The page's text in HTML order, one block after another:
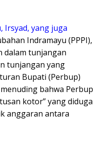
Irsyad, yang juga
Indramayu (PPPI),
dalam tunjangan
tunjangan yang
Bupati (Perbup)
bahwa Perbup
kotor” yang diduga
anggaran antara